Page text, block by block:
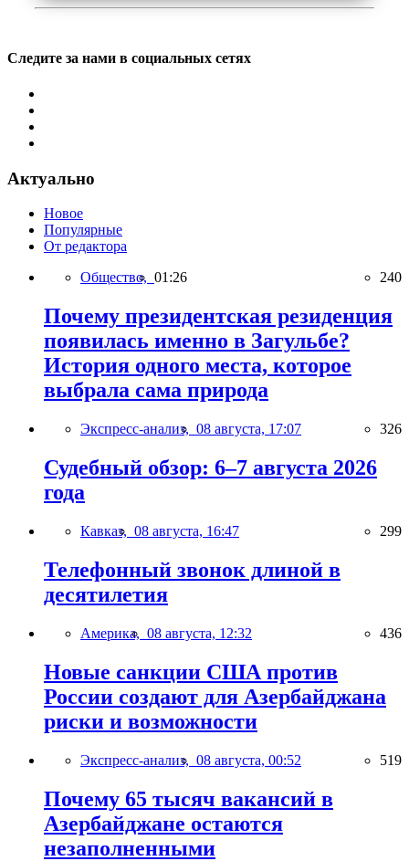
Следите за нами в социальных сетях
Актуально
Новое
Популярные
От редактора
Общество, 01:26 240
Почему президентская резиденция
появилась именно в Загульбе?
История одного места, которое
выбрала сама природа
Экспресс-анализ, 08 августа, 17:07 326
Судебный обзор: 6–7 августа 2026
года
Кавказ, 08 августа, 16:47 299
Телефонный звонок длиной в
десятилетия
Америка, 08 августа, 12:32 436
Новые санкции США против
России создают для Азербайджана
риски и возможности
Экспресс-анализ, 08 августа, 00:52 519
Почему 65 тысяч вакансий в
Азербайджане остаются
незаполненными